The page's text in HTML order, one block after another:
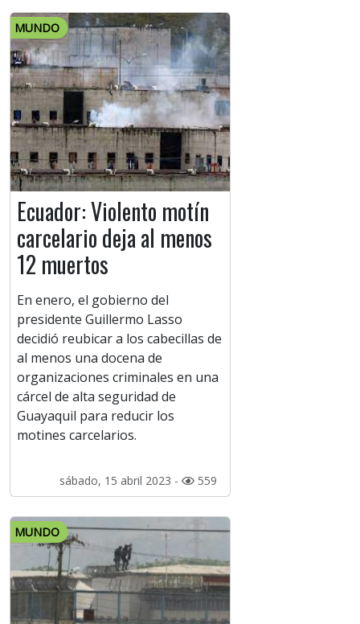
MUNDO
Ecuador: Violento motín
carcelario deja al menos
12 muertos
En enero, el gobierno del
presidente Guillermo Lasso
decidió reubicar a los cabecillas de
al menos una docena de
organizaciones criminales en una
cárcel de alta seguridad de
Guayaquil para reducir los
motines carcelarios.
sábado, 15 abril 2023 - 559
MUNDO